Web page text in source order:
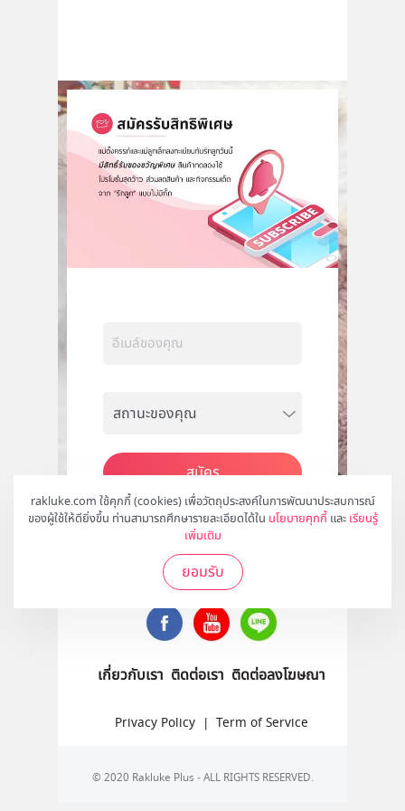
rakluke.com ใช้คุกกี้ (cookies) เพื่อวัตถุประสงค์ในการพัฒนาประสบการณ์
ของผู้ใช้ให้ดียิ่งขึ้น ท่านสามารถศึกษารายละเอียดได้ใน นโยบายคุกกี้ และ เรียนรู้
เพิ่มเติม
ยอมรับ
สมัคร
ติดตามเราได้ที่
เกี่ยวกับเรา ติดต่อเรา ติดต่อลงโฆษณา
Privacy Policy | Term of Service
© 2020 Rakluke Plus - ALL RIGHTS RESERVED.